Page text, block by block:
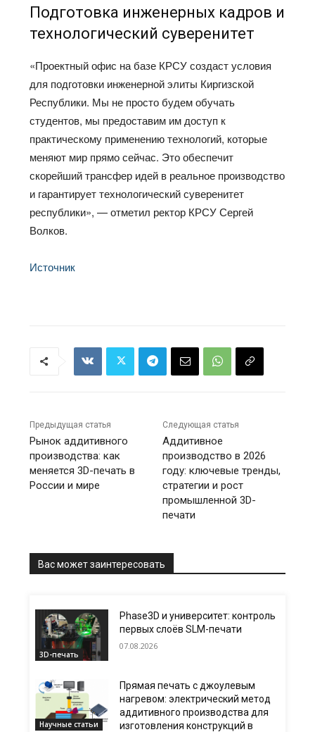
Подготовка инженерных кадров и
технологический суверенитет
«Проектный офис на базе КРСУ создаст условия
для подготовки инженерной элиты Киргизской
Республики. Мы не просто будем обучать
студентов, мы предоставим им доступ к
практическому применению технологий, которые
меняют мир прямо сейчас. Это обеспечит
скорейший трансфер идей в реальное производство
и гарантирует технологический суверенитет
республики», — отметил ректор КРСУ Сергей
Волков.
Источник
Предыдущая статья
Рынок аддитивного
производства: как
меняется 3D-печать в
России и мире
Следующая статья
Аддитивное
производство в 2026
году: ключевые тренды,
стратегии и рост
промышленной 3D-
печати
Вас может заинтересовать
3D-печать
Phase3D и университет: контроль
первых слоёв SLM-печати
07.08.2026
Научные статьи
Прямая печать с джоулевым
нагревом: электрический метод
аддитивного производства для
изготовления конструкций в